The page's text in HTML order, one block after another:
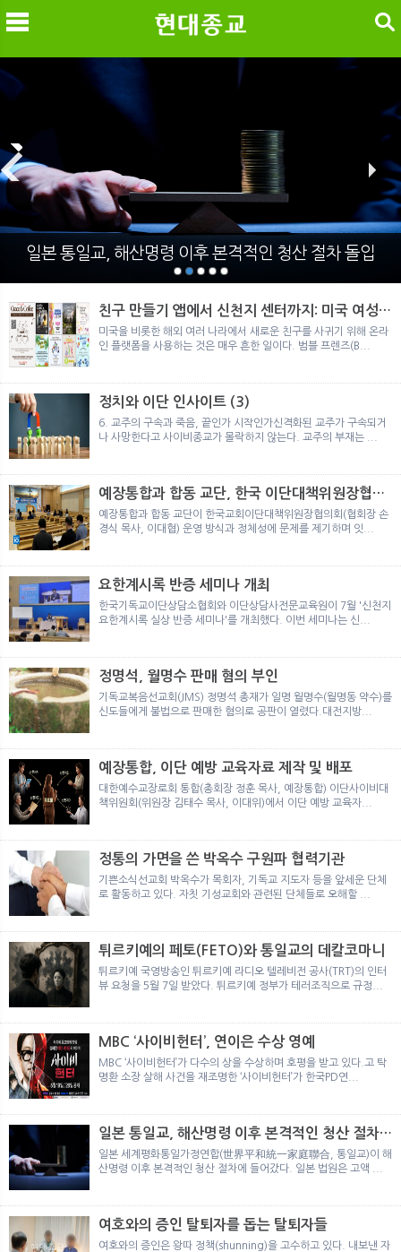
메
색
일본 통일교, 해산명령 이후 본격적인 청산 절차 돌입
친구 만들기 앱에서 신천지 센터까지: 미국 여성이
경험한 9개월 포섭의 전 과정
미국을 비롯한 해외 여러 나라에서 새로운 친구를 사귀기 위해 온라
인 플랫폼을 사용하는 것은 매우 흔한 일이다. 범블 프렌즈(B...
정치와 이단 인사이트 (3)
6. 교주의 구속과 죽음, 끝인가 시작인가신격화된 교주가 구속되거
나 사망한다고 사이비종교가 몰락하지 않는다. 교주의 부재는 ...
예장통합과 합동 교단, 한국 이단대책위원장협의
회 탈퇴
예장통합과 합동 교단이 한국교회이단대책위원장협의회(협회장 손
경식 목사, 이대협) 운영 방식과 정체성에 문제를 제기하며 잇...
요한계시록 반증 세미나 개최
한국기독교이단상담소협회와 이단상담사전문교육원이 7월 '신천지
요한계시록 실상 반증 세미나'를 개최했다. 이번 세미나는 신...
정명석, 월명수 판매 혐의 부인
기독교복음선교회(JMS) 정명석 총재가 일명 월명수(월명동 약수)를
신도들에게 불법으로 판매한 혐의로 공판이 열렸다.대전지방...
예장통합, 이단 예방 교육자료 제작 및 배포
대한예수교장로회 통합(총회장 정훈 목사, 예장통합) 이단사이비대
책위원회(위원장 김태수 목사, 이대위)에서 이단 예방 교육자...
정통의 가면을 쓴 박옥수 구원파 협력기관
기쁜소식선교회 박옥수가 목회자, 기독교 지도자 등을 앞세운 단체
로 활동하고 있다. 자칫 기성교회와 관련된 단체들로 오해할 ...
튀르키예의 페토(FETO)와 통일교의 데칼코마니
튀르키예 국영방송인 튀르키예 라디오 텔레비전 공사(TRT)의 인터
뷰 요청을 5월 7일 받았다. 튀르키예 정부가 테러조직으로 규정...
MBC ‘사이비헌터’, 연이은 수상 영예
MBC ‘사이비헌터’가 다수의 상을 수상하며 호평을 받고 있다.고 탁
명환 소장 살해 사건을 재조명한 ‘사이비헌터’가 한국PD연...
일본 통일교, 해산명령 이후 본격적인 청산 절차
돌입
일본 세계평화통일가정연합(世界平和統一家庭聯合, 통일교)이 해
산명령 이후 본격적인 청산 절차에 들어갔다. 일본 법원은 고액 ...
여호와의 증인 탈퇴자를 돕는 탈퇴자들
여호와의 증인은 왕따 정책(shunning)을 고수하고 있다. 내보낸 자